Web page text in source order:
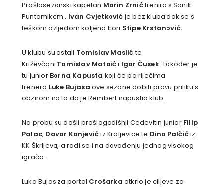
Prošlosezonski kapetan Marin Zrnićtrenira s Sonik
Puntamikom , Ivan Cvjetković je bez kluba dok se s
teškom ozljedom koljena bori Stipe Krstanović.
U klubu su ostali Tomislav Maslićte
Križevčani Tomislav Matoići Igor Čusek. Također je
tu junior Borna Kapusta koji će po riječima
trenera Luke Bujasa ove sezone dobiti pravu priliku s
obzirom na to da je Rembert napustio klub.
Na probu su došli prošlogodišnji Cedevitin junior Filip
Palac, Davor Konjevićiz Kraljevice te Dino Palčićiz
KK Škrljeva, a radi se i na dovođenju jednog visokog
igrača.
Luka Bujas za portal Crošarka otkrio je ciljeve za